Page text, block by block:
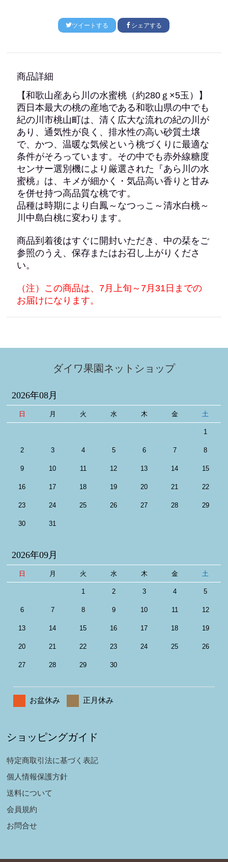
ツイートする シェアする
商品詳細
【和歌山産あら川の水蜜桃（約280ｇ×5玉）】
西日本最大の桃の産地である和歌山県の中でも
紀の川市桃山町は、清く広大な流れの紀の川が
あり、通気性が良く、排水性の高い砂質土壌
で、かつ、温暖な気候という桃づくりに最適な
条件がそろっています。その中でも赤外線糖度
センサー選別機により厳選された『あら川の水
蜜桃』は、キメが細かく・気品高い香りと甘み
を併せ持つ高品質な桃です。
品種は時期により白鳳～なつっこ～清水白桃～
川中島白桃に変わります。
商品到着後はすぐに開封いただき、中の栞をご
参照のうえ、保存またはお召し上がりくださ
い。
（注）この商品は、7月上旬～7月31日までの
お届けになります。
ダイワ果園ネットショップ
2026年08月
日 月 火 水 木 金 土
1
2 3 4 5 6 7 8
9 10 11 12 13 14 15
16 17 18 19 20 21 22
23 24 25 26 27 28 29
30 31
2026年09月
日 月 火 水 木 金 土
1 2 3 4 5
6 7 8 9 10 11 12
13 14 15 16 17 18 19
20 21 22 23 24 25 26
27 28 29 30
お盆休み 正月休み
ショッピングガイド
特定商取引法に基づく表記
個人情報保護方針
送料について
会員規約
お問合せ